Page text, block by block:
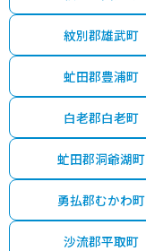
紋別郡雄武町
虻田郡豊浦町
白老郡白老町
虻田郡洞爺湖町
勇払郡むかわ町
沙流郡平取町